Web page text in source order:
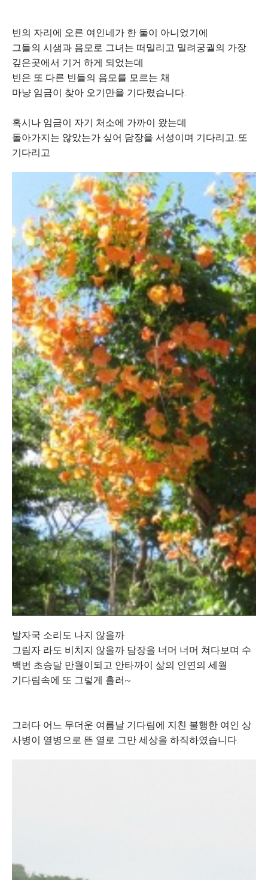
빈의 자리에 오른 여인네가 한 둘이 아니었기에
그들의 시샘과 음모로 그녀는 떠밀리고 밀려궁궐의 가장
깊은곳에서 기거 하게 되었는데
빈은 또 다른 빈들의 음모를 모르는 채
마냥 임금이 찾아 오기만을 기다렸습니다.
혹시나 임금이 자기 처소에 가까이 왔는데
돌아가지는 않았는가 싶어 담장을 서성이며 기다리고..또
기다리고
발자국 소리도 나지 않을까
그림자 라도 비치지 않을까 담장을 너머 너머 쳐다보며 수
백번 초승달 만월이되고 안타까이 삶의 인연의 세월
기다림속에 또 그렇게 흘러~
그러다 어느 무더운 여름날 기다림에 지친 불행한 여인 상
사병이 열병으로 뜬 열로 그만 세상을 하직하였습니다.